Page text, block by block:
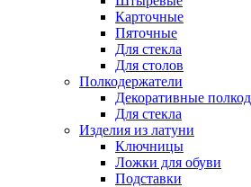
Карточные
Пяточные
Для стекла
Для столов
Полкодержатели
Декоративные
Для стекла
Изделия из латуни
Ключницы
Ложки для обуви
Подставки